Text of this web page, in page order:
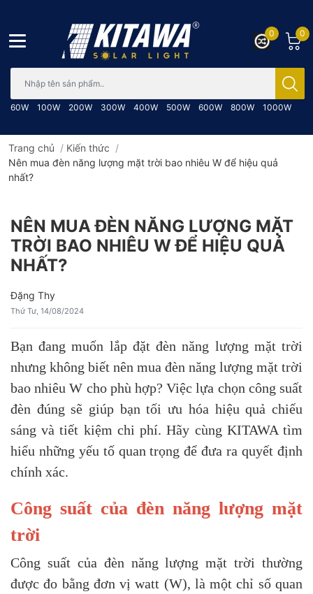
60W 100W 200W 300W 400W 500W 600W 800W 1000W
0
0
Trang chủ / Kiến thức /
Nên mua đèn năng lượng mặt trời bao nhiêu W để hiệu quả
nhất?
NÊN MUA ĐÈN NĂNG LƯỢNG MẶT
TRỜI BAO NHIÊU W ĐỂ HIỆU QUẢ
NHẤT?
Đặng Thy
Thứ Tư, 14/08/2024
Bạn đang muốn lắp đặt đèn năng lượng mặt trời
nhưng không biết nên mua đèn năng lượng mặt trời
bao nhiêu W cho phù hợp? Việc lựa chọn công suất
đèn đúng sẽ giúp bạn tối ưu hóa hiệu quả chiếu
sáng và tiết kiệm chi phí. Hãy cùng KITAWA tìm
hiểu những yếu tố quan trọng để đưa ra quyết định
chính xác.
Công suất của đèn năng lượng mặt
trời
Công suất của đèn năng lượng mặt trời thường
được đo bằng đơn vị watt (W), là một chỉ số quan